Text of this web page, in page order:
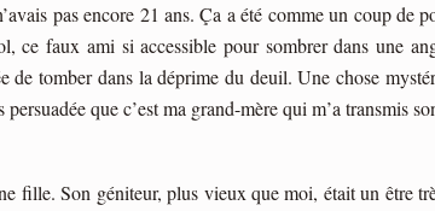
pas encore 21 ans. Ça a été comme un coup
ce faux ami si accessible pour sombrer dans une
de tomber dans la déprime du deuil. Une chose
persuadée que c’est ma grand-mère qui m’a transmis
fille. Son géniteur, plus vieux que moi, était un être